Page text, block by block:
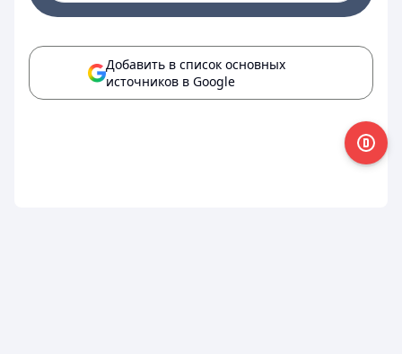
Добавить в список основных
источников в Google